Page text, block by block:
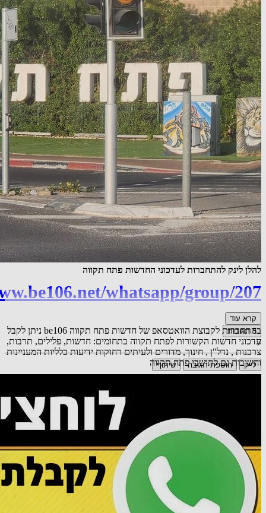
להלן לינק להתחברות לעדכוני החדשות פתח תקווה
whatsapp/group/207
בהתחברות לקבוצת הוואטסאפ של חדשות פתח תקווה be106 ניתן לקבל
עדכוני חדשות הקשורות לפתח תקווה בתחומים: חדשות, פלילים, תרבות,
צרכנות , נדל"ן , חינוך, מדורים ולעיתים רחוקות ידיעות כלליות המעניינות
וחשובות גם לתושבי פתח תקווה
קרא עוד
5תגובות
7
לייק הוספת תגובה שיתוף
אורח
תגובה